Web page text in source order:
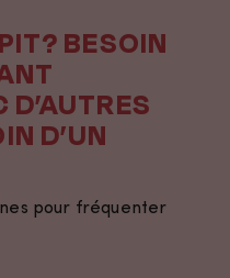
BESOIN
D’UN
pour fréquenter